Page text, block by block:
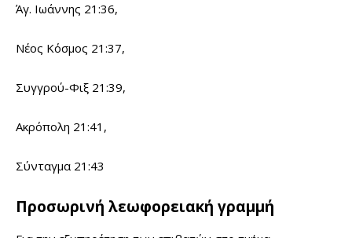
Άγ. Ιωάννης 21:36,
Νέος Κόσμος 21:37,
Συγγρού-Φιξ 21:39,
Ακρόπολη 21:41,
Σύνταγμα 21:43
Προσωρινή λεωφορειακή γραμμή